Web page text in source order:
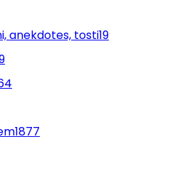
anekdotes, tosti19
1877